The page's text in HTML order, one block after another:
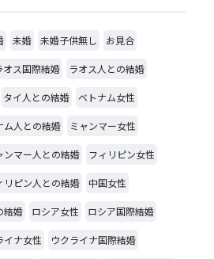
未婚 未婚子供無し お見合
オス国際結婚 ラオス人との結婚
タイ人との結婚 ベトナム女性
ム人との結婚 ミャンマー女性
ンマー人との結婚 フィリピン女性
リピン人との結婚 中国女性
結婚 ロシア女性 ロシア国際結婚
イナ女性 ウクライナ国際結婚